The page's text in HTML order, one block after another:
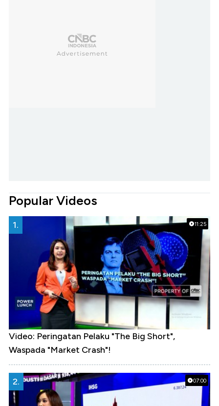
Popular Videos
11:25
1.
Video: Peringatan Pelaku "The Big Short",
Waspada "Market Crash"!
07:00
2.